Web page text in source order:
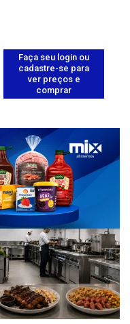
Faça seu login ou
cadastre-se para
ver preços e
comprar